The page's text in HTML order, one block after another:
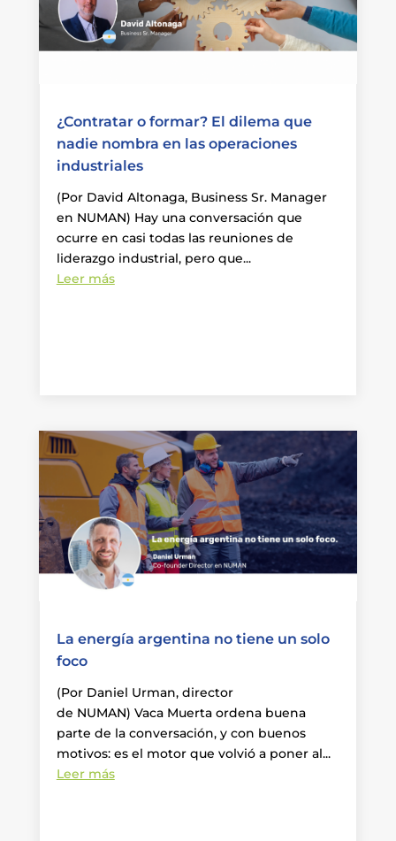
¿Contratar o formar? El dilema que
nadie nombra en las operaciones
industriales
(Por David Altonaga, Business Sr. Manager
en NUMAN) Hay una conversación que
ocurre en casi todas las reuniones de
liderazgo industrial, pero que...
Leer más
La energía argentina no tiene un solo
foco
(Por Daniel Urman, director
de NUMAN) Vaca Muerta ordena buena
parte de la conversación, y con buenos
motivos: es el motor que volvió a poner al...
Leer más